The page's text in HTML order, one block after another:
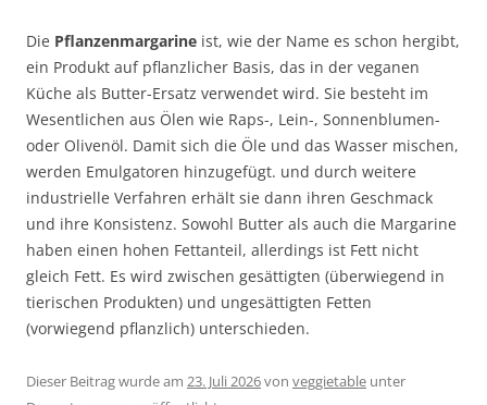
Die Pflanzenmargarine ist, wie der Name es schon hergibt,
ein Produkt auf pflanzlicher Basis, das in der veganen
Küche als Butter-Ersatz verwendet wird. Sie besteht im
Wesentlichen aus Ölen wie Raps-, Lein-, Sonnenblumen-
oder Olivenöl. Damit sich die Öle und das Wasser mischen,
werden Emulgatoren hinzugefügt. und durch weitere
industrielle Verfahren erhält sie dann ihren Geschmack
und ihre Konsistenz. Sowohl Butter als auch die Margarine
haben einen hohen Fettanteil, allerdings ist Fett nicht
gleich Fett. Es wird zwischen gesättigten (überwiegend in
tierischen Produkten) und ungesättigten Fetten
(vorwiegend pflanzlich) unterschieden.
Dieser Beitrag wurde am 23. Juli 2026von veggietable unter